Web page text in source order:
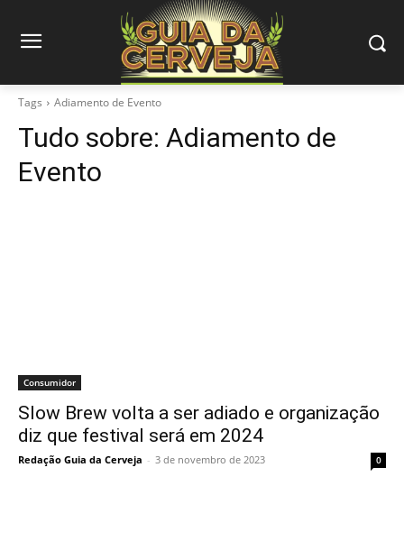
Tags Adiamento de Evento
Tudo sobre: Adiamento de
Evento
Consumidor
Slow Brew volta a ser adiado e organização
diz que festival será em 2024
Redação Guia da Cerveja - 3 de novembro de 2023 0